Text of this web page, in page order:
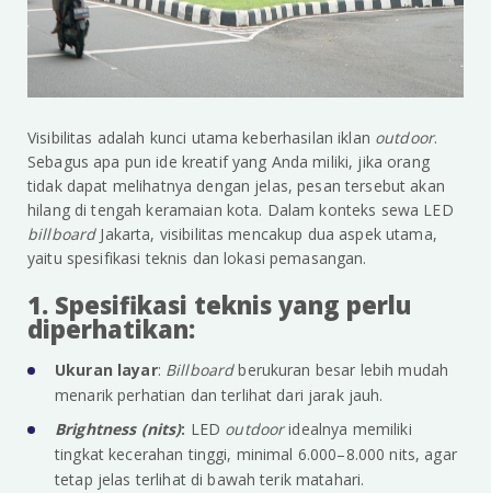
Visibilitas adalah kunci utama keberhasilan iklan outdoor.
Sebagus apa pun ide kreatif yang Anda miliki, jika orang
tidak dapat melihatnya dengan jelas, pesan tersebut akan
hilang di tengah keramaian kota. Dalam konteks sewa LED
billboard Jakarta, visibilitas mencakup dua aspek utama,
yaitu spesifikasi teknis dan lokasi pemasangan.
1. Spesifikasi teknis yang perlu
diperhatikan:
Ukuran layar: Billboardberukuran besar lebih mudah
menarik perhatian dan terlihat dari jarak jauh.
Brightness (nits): LED outdooridealnya memiliki
tingkat kecerahan tinggi, minimal 6.000–8.000 nits, agar
tetap jelas terlihat di bawah terik matahari.